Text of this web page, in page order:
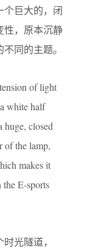
个巨大的，闭
性，原本沉静
同的主题。
of light
white half
huge, closed
of the lamp,
makes it
E-sports
光隧道，